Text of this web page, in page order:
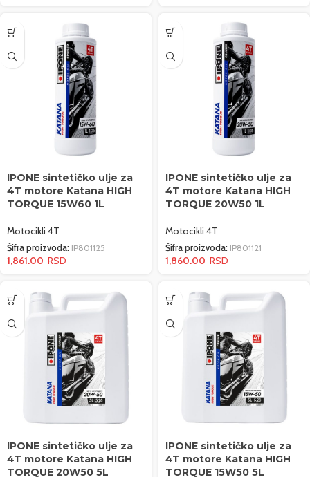
IPONE sintetičko ulje za
4T motore Katana HIGH
TORQUE 15W60 1L
Motocikli 4T
Šifra proizvoda: IP801125
1,861.00
IPONE sintetičko ulje za
4T motore Katana HIGH
TORQUE 20W50 1L
Motocikli 4T
Šifra proizvoda: IP801121
1,860.00
IPONE sintetičko ulje za
4T motore Katana HIGH
TORQUE 20W50 5L
IPONE sintetičko ulje za
4T motore Katana HIGH
TORQUE 15W50 5L